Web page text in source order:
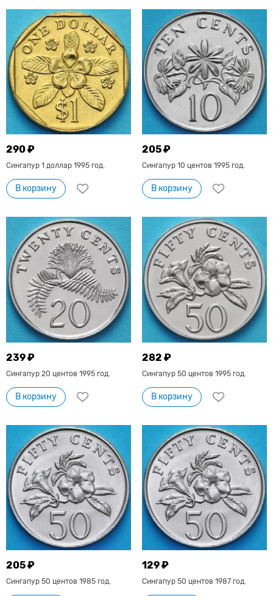
290 ₽
Сингапур 1 доллар 1995 год.
В корзину
205 ₽
Сингапур 10 центов 1995 год.
В корзину
239 ₽
Сингапур 20 центов 1995 год.
В корзину
282 ₽
Сингапур 50 центов 1995 год.
В корзину
205 ₽
Сингапур 50 центов 1985 год.
129 ₽
Сингапур 50 центов 1987 год.